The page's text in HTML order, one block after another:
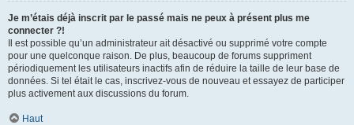
Je m’étais déjà inscrit par le passé mais ne peux à présent plus me
connecter ?!
Il est possible qu’un administrateur ait désactivé ou supprimé votre compte
pour une quelconque raison. De plus, beaucoup de forums suppriment
périodiquement les utilisateurs inactifs afin de réduire la taille de leur base de
données. Si tel était le cas, inscrivez-vous de nouveau et essayez de participer
plus activement aux discussions du forum.
Haut